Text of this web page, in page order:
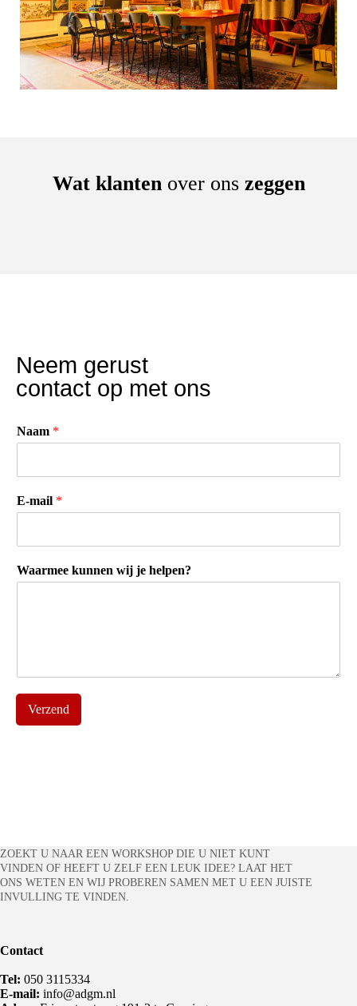
Wat klantenover ons zeggen
Neem gerust
contact op met ons
Naam *
E-mail *
Waarmee kunnen wij je helpen?
Verzend
ZOEKT U NAAR EEN WORKSHOP DIE U NIET KUNT
VINDEN OF HEEFT U ZELF EEN LEUK IDEE? LAAT HET
ONS WETEN EN WIJ PROBEREN SAMEN MET U EEN JUISTE
INVULLING TE VINDEN.
Contact
Tel: 050 3115334
E-mail: info@adgm.nl